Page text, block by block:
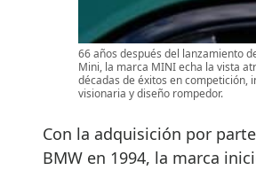
66 años después del lanzamiento
Mini, la marca MINI echa la vista
décadas de éxitos en competición,
visionaria y diseño rompedor.
Con la adquisición por
BMW en 1994, la marca